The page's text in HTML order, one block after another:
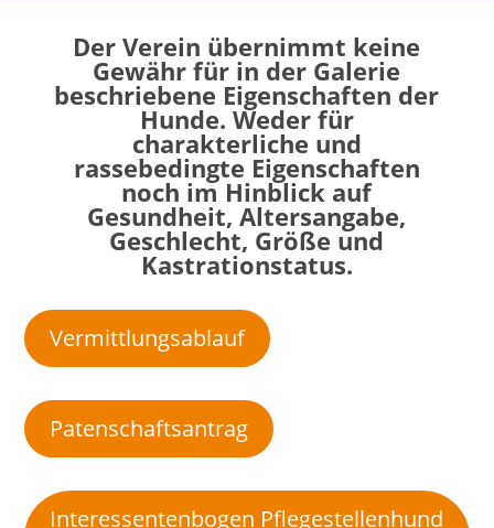
Der Verein übernimmt keine
Gewähr für in der Galerie
beschriebene Eigenschaften der
Hunde. Weder für
charakterliche und
rassebedingte Eigenschaften
noch im Hinblick auf
Gesundheit, Altersangabe,
Geschlecht, Größe und
Kastrationstatus.
Vermittlungsablauf
Patenschaftsantrag
Interessentenbogen Pflegestellenhund